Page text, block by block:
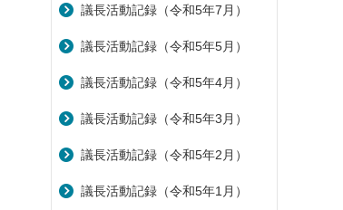
議長活動記録（令和5年7月）
議長活動記録（令和5年5月）
議長活動記録（令和5年4月）
議長活動記録（令和5年3月）
議長活動記録（令和5年2月）
議長活動記録（令和5年1月）